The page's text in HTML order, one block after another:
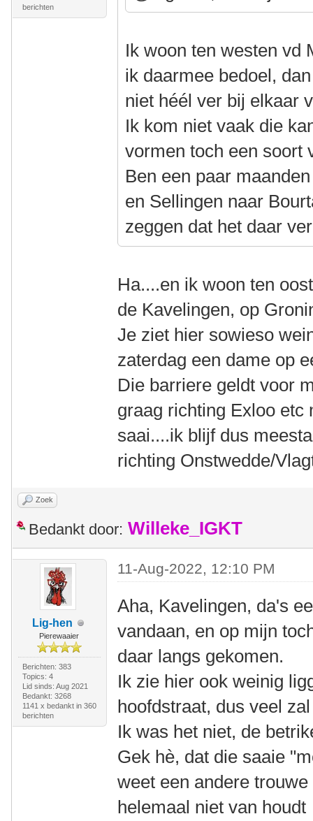
berichten
Ik woon ten westen vd
ik daarmee bedoel,
niet héél ver bij elkaar
Ik kom niet vaak die
vormen toch een soort
Ben een paar
en Sellingen naar
zeggen dat het daar
Ha....en ik woon ten
de Kavelingen, op
Je ziet hier sowieso
zaterdag een dame op
Die barriere geldt voor
graag richting Exloo etc
saai....ik blijf dus
richting Onstwedde/
Zoek
Bedankt door: Willeke_IGKT
Lig-hen
Pierewaaier
Berichten: 383
Topics: 4
Lid sinds: Aug 2021
Bedankt: 3268
1141 x bedankt in 360
berichten
11-Aug-2022, 12:10 PM
Aha, Kavelingen, da's
vandaan, en op mijn
daar langs gekomen.
Ik zie hier ook weinig
hoofdstraat, dus veel
Ik was het niet, de
Gek hè, dat die saaie
weet een andere
helemaal niet van